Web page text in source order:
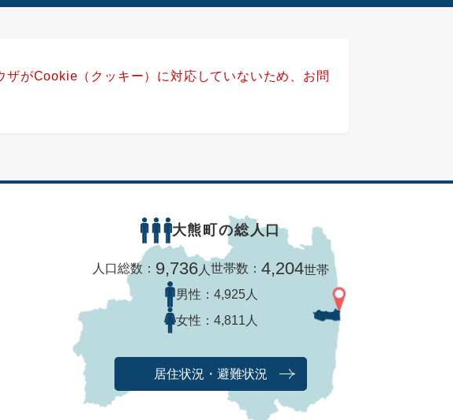
がCookie（クッキー）に対応していないため、お問
大熊町の総人口
人口総数： 9,736 人 世帯数： 4,204世帯
男性： 4,925人
女性： 4,811人
居住状況・避難状況